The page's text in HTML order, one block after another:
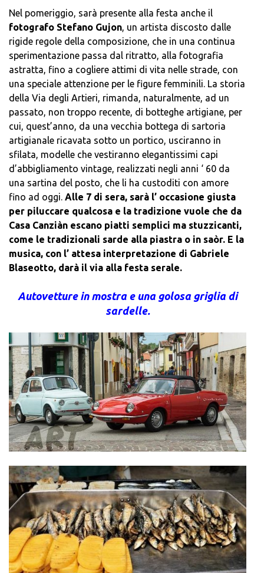
Nel pomeriggio, sarà presente alla festa anche il
fotografo Stefano Gujon, un artista discosto dalle
rigide regole della composizione, che in una continua
sperimentazione passa dal ritratto, alla fotografia
astratta, fino a cogliere attimi di vita nelle strade, con
una speciale attenzione per le figure femminili. La storia
della Via degli Artieri, rimanda, naturalmente, ad un
passato, non troppo recente, di botteghe artigiane, per
cui, quest’anno, da una vecchia bottega di sartoria
artigianale ricavata sotto un portico, usciranno in
sfilata, modelle che vestiranno elegantissimi capi
d’abbigliamento vintage, realizzati negli anni ‘ 60 da
una sartina del posto, che li ha custoditi con amore
fino ad oggi. Alle 7 di sera, sarà l’ occasione giusta
per piluccare qualcosa e la tradizione vuole che da
Casa Canziàn escano piatti semplici ma stuzzicanti,
come le tradizionali sarde alla piastra o in saòr. E la
musica, con l’ attesa interpretazione di Gabriele
Blaseotto, darà il via alla festa serale.
Autovetture in mostra e una golosa griglia di
sardelle.